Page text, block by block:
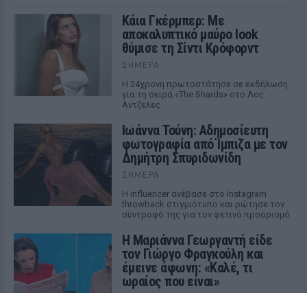
Κάια Γκέρμπερ: Με
αποκαλυπτικό μαύρο look
θύμισε τη Σίντι Κρόφορντ
ΣΉΜΕΡΑ
Η 24χρονη πρωτοστάτησε σε εκδήλωση
για τη σειρά «The Shards» στο Λος
Αντζελες
Ιωάννα Τούνη: Αδημοσίευτη
φωτογραφία από Ίμπιζα με τον
Δημήτρη Σπυριδωνίδη
ΣΉΜΕΡΑ
Η influencer ανέβασε στο Instagram
throwback στιγμιότυπο και ρώτησε τον
σύντροφό της για τον φετινό προορισμό
Η Μαριάννα Γεωργαντή είδε
τον Γιώργο Φραγκούλη και
έμεινε άφωνη: «Καλέ, τι
ωραίος που είναι»